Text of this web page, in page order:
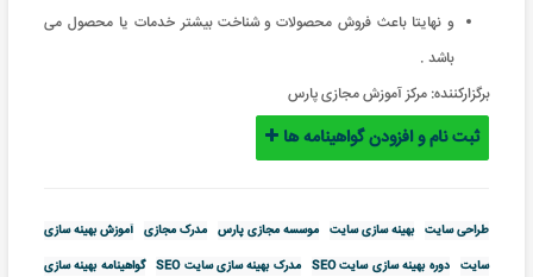
و نهایتا باعث فروش محصولات و شناخت بیشتر خدمات یا محصول می
باشد .
برگزارکننده: مرکز آموزش مجازی پارس
ثبت نام و افزودن گواهینامه ها
طراحی سایت بهینه سازی سایت موسسه مجازی پارس مدرک مجازی آموزش بهینه سازی
سایت دوره بهینه سازی سایت SEO مدرک بهینه سازی سایت SEO
گواهینامه بهینه سازی